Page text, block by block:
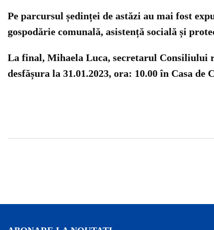
Pe parcursul ședinței de astăzi au mai fost
gospodărie comunală, asistență socială și
La final, Mihaela Luca, secretarul Consiliului
desfășura la 31.01.2023, ora: 10.00 în Casa de